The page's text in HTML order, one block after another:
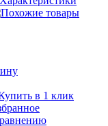
в 1 клик